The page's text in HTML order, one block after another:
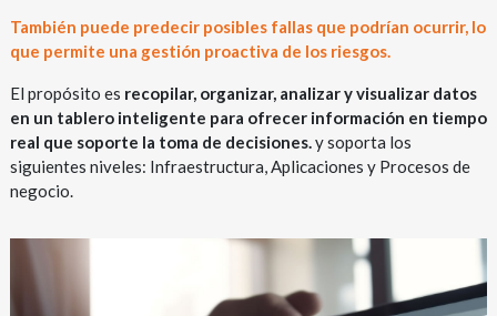
También puede predecir posibles fallas que podrían ocurrir, lo
que permite una gestión proactiva de los riesgos.
El propósito es recopilar, organizar, analizar y visualizar datos
en un tablero inteligente para ofrecer información en tiempo
real que soporte la toma de decisiones.y soporta los
siguientes niveles: Infraestructura, Aplicaciones y Procesos de
negocio.